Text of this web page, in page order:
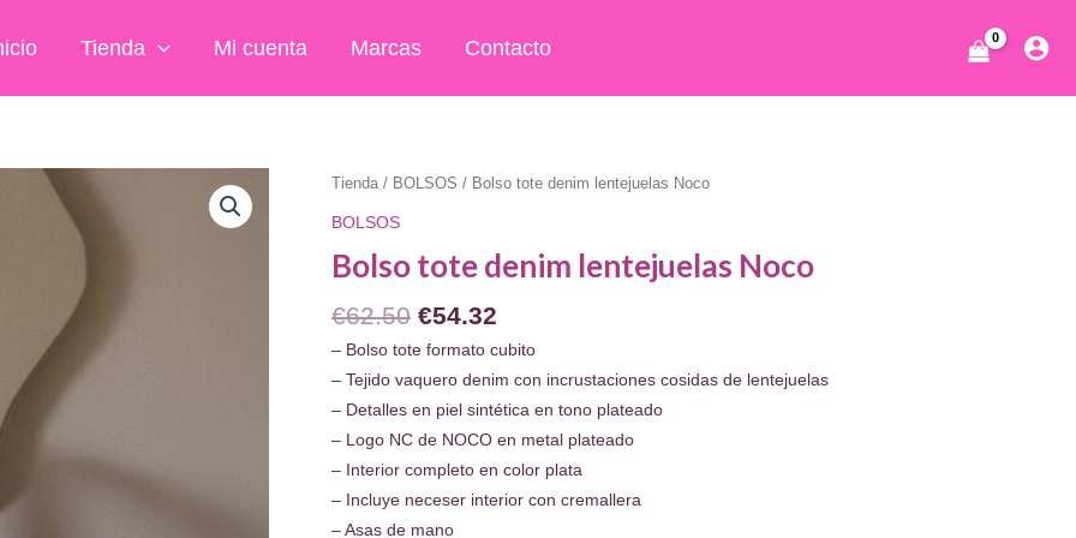
Tienda Mi cuenta Marcas Contacto
Tienda / BOLSOS / Bolso tote denim lentejuelas Noco
BOLSOS
Bolso tote denim lentejuelas Noco
€62.50 El
precio
original
era:
€62.50.
€54.32
precio
actual
es:
€54.32.
– Bolso tote formato cubito
– Tejido vaquero denim con incrustaciones cosidas de lentejuelas
– Detalles en piel sintética en tono plateado
– Logo NC de NOCO en metal plateado
– Interior completo en color plata
– Incluye neceser interior con cremallera
– Asas de mano